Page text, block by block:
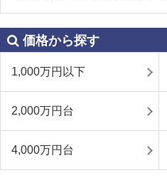
価格から探す
1,000万円以下
2,000万円台
4,000万円台